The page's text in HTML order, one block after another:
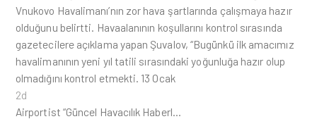
Vnukovo Havalimanı’nın zor hava şartlarında çalışmaya hazır
olduğunu belirtti. Havaalanının koşullarını kontrol sırasında
gazetecilere açıklama yapan Şuvalov, “Bugünkü ilk amacımız
havalimanının yeni yıl tatili sırasındaki yoğunluğa hazır olup
olmadığını kontrol etmekti. 13 Ocak
2d
Airportist “Güncel Havacılık Haberl…